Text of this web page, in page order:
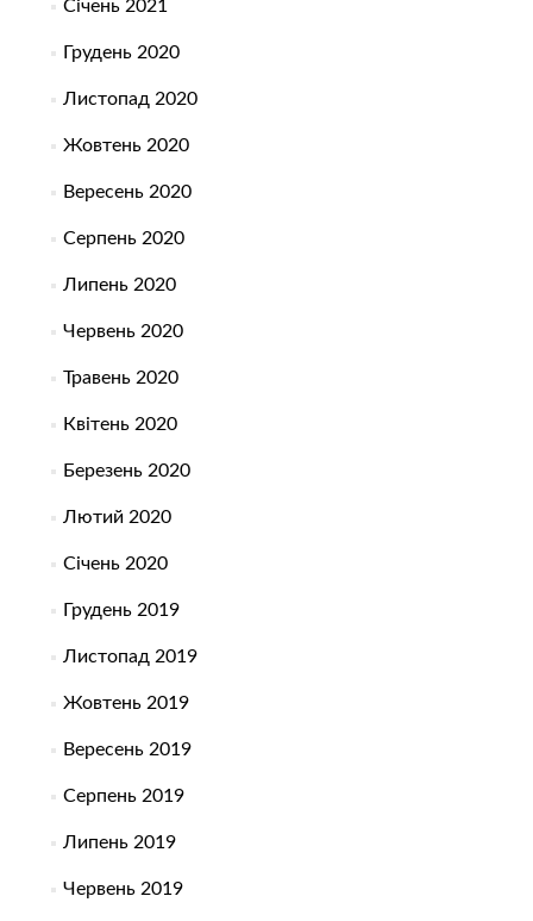
Січень 2021
Грудень 2020
Листопад 2020
Жовтень 2020
Вересень 2020
Серпень 2020
Липень 2020
Червень 2020
Травень 2020
Квітень 2020
Березень 2020
Лютий 2020
Січень 2020
Грудень 2019
Листопад 2019
Жовтень 2019
Вересень 2019
Серпень 2019
Липень 2019
Червень 2019